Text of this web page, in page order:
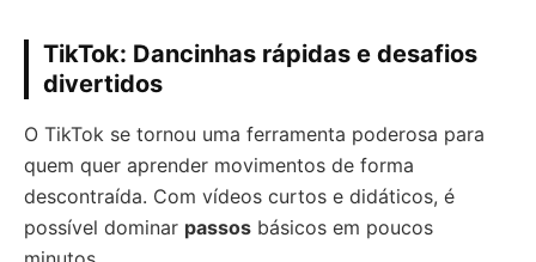
TikTok: Dancinhas rápidas e desafios
divertidos
O TikTok se tornou uma ferramenta poderosa para
quem quer aprender movimentos de forma
descontraída. Com vídeos curtos e didáticos, é
possível dominar passos básicos em poucos